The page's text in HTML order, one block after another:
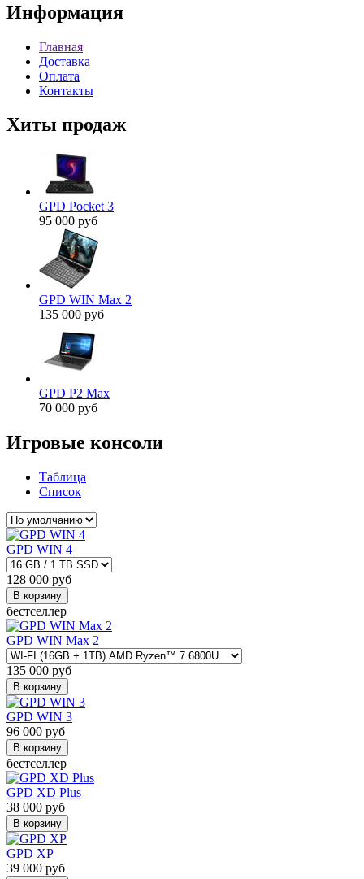
Информация
Главная
Доставка
Оплата
Контакты
Хиты продаж
GPD Pocket 3
95 000 руб
GPD WIN Max 2
135 000 руб
GPD P2 Max
70 000 руб
Игровые консоли
Таблица
Список
GPD WIN 4
128 000 руб
В корзину
бестселлер
GPD WIN Max 2
135 000 руб
В корзину
GPD WIN 3
96 000 руб
В корзину
бестселлер
GPD XD Plus
38 000 руб
В корзину
GPD XP
39 000 руб